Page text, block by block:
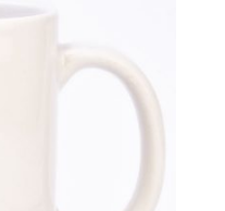
€.9,99 €.